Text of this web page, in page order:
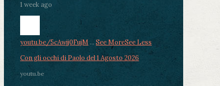
1 week ago
youtu.be/5cAwjj0FujM ... See MoreSee Less
Con gli occhi di Paolo del 1 Agosto 2026
youtu.be